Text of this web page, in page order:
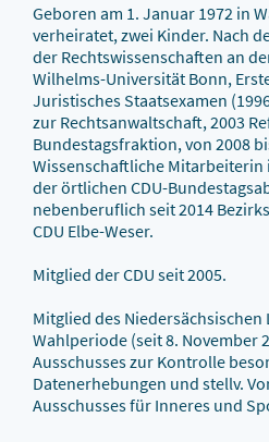
Geboren am 1. Januar 1972 in
verheiratet, zwei Kinder. Nach
der Rechtswissenschaften an
Wilhelms-Universität Bonn,
Juristisches Staatsexamen
zur Rechtsanwaltschaft, 2003
Bundestagsfraktion, von 2008
Wissenschaftliche
der örtlichen CDU-
nebenberuflich seit 2014
CDU Elbe-Weser.
Mitglied der CDU seit 2005.
Mitglied des Niedersächsischen
Wahlperiode (seit 8. November
Ausschusses zur Kontrolle
Datenerhebungen und stellv.
Ausschusses für Inneres und